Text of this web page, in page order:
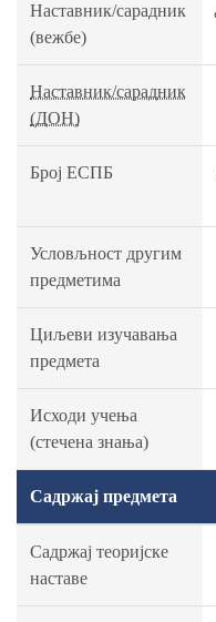
Наставник/сарадник
(вежбе)
Наставник/сарадник
(ДОН)
Број ЕСПБ
Условљност другим
предметима
Циљеви изучавања
предмета
Исходи учења
(стечена знања)
Садржај предмета
Садржај теоријске
наставе